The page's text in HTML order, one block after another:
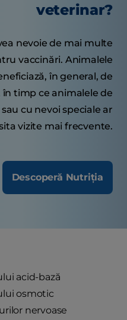
veterinar?
nevoie de mai multe
vaccinări. Animalele
în general, de
timp ce animalele de
cu nevoi speciale ar
vizite mai frecvente.
Descoperă Nutriția
acid-bază
osmotic
nervoase